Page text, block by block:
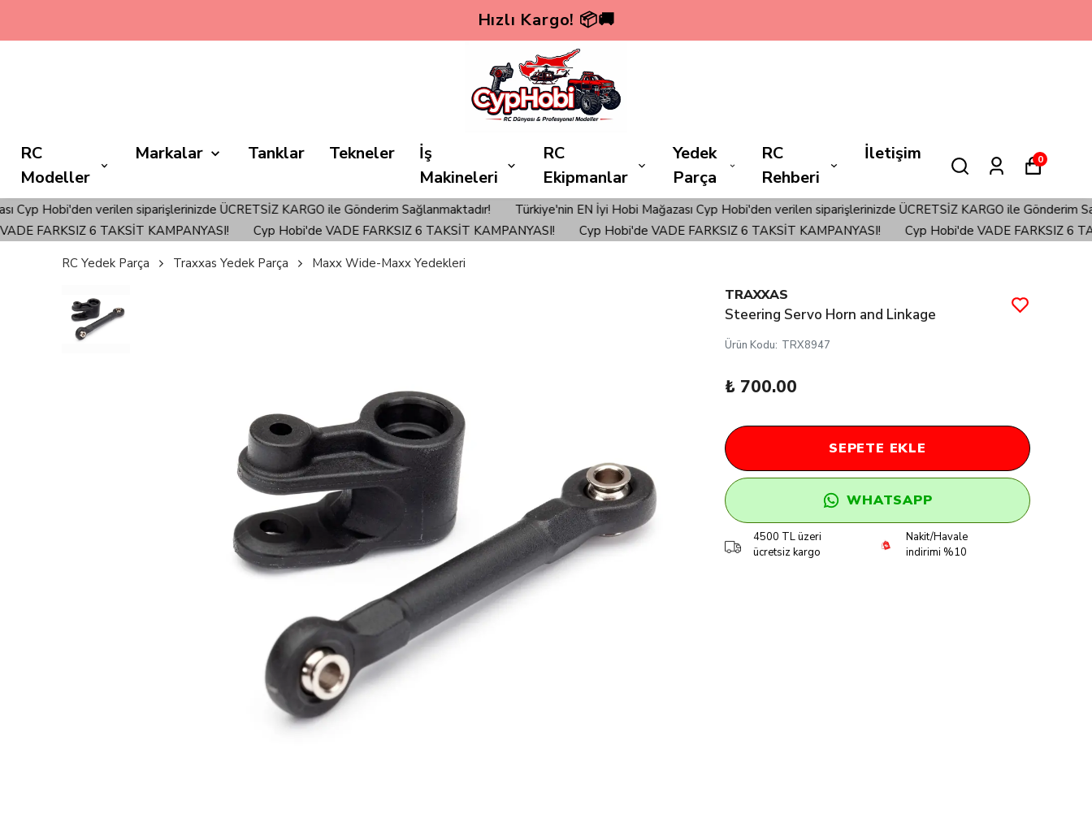
Hızlı Kargo! 📦🚚
RC
Modeller
Markalar Tanklar Tekneler
İş
Makineleri
RC
Ekipmanlar
Yedek
Parça
RC
Rehberi
İletişim 0
verilen siparişlerinizde ÜCRETSİZ KARGO ile Gönderim Sağlanmaktadır!
Türkiye'nin EN İyi Hobi Mağazası Cyp Hobi'den verilen siparişlerinizde ÜCRETSİZ KARGO ile Gönderim
6 TAKSİT KAMPANYASI!
Cyp Hobi'de VADE FARKSIZ 6 TAKSİT KAMPANYASI! Cyp Hobi'de VADE FARKSIZ 6 TAKSİT KAMPANYASI! Cyp Hobi'de VADE FARKSIZ 6 TAKSİT
RC Yedek Parça Traxxas Yedek Parça Maxx Wide-Maxx Yedekleri
TRAXXAS
Steering Servo Horn and Linkage
Ürün Kodu: TRX8947
₺ 700.00
SEPETE EKLE
WHATSAPP
4500 TL üzeri
ücretsiz kargo
Nakit/Havale
indirimi %10